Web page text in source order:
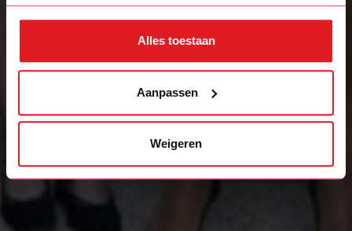
Alles toestaan
Aanpassen
Weigeren